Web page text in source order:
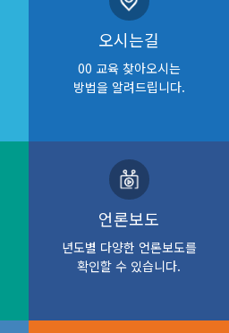
오시는길
00 교육 찾아오시는
방법을 알려드립니다.
언론보도
년도별 다양한 언론보도를
확인할 수 있습니다.